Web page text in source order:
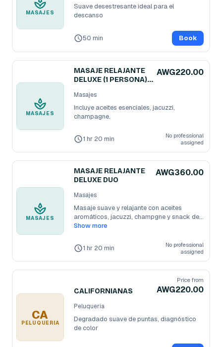
MASAJES
Suave desestresante ideal para el
descanso
50 min Book
MASAJES
MASAJE RELAJANTE
DELUXE (1 PERSONA)
AWG220.00
Masajes
Incluye aceites esenciales, jacuzzi,
champagne.
1 hr 20 min
No professional
assigned
MASAJES
MASAJE RELAJANTE
DELUXE DUO
AWG360.00
Masajes
Masaje suave y relajante con aceites
aromáticos, jacuzzi, champgne y snack de...
Show more
1 hr 20 min
No professional
assigned
CA
PELUQUERÍA
CALIFORNIANAS
Price from
AWG220.00
Peluquería
Degradado suave de puntas, diagnóstico
de color